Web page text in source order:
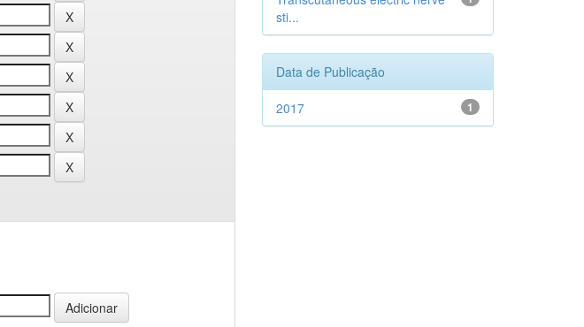
sti...
Data de Publicação
1
2017